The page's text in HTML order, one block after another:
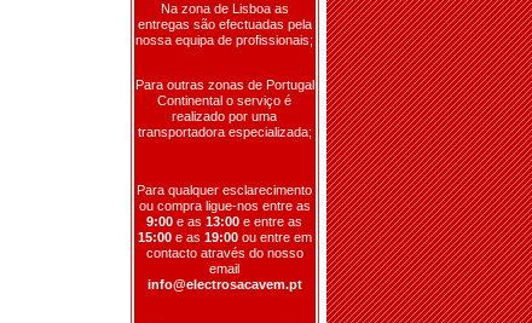
Na zona de Lisboa as
entregas são efectuadas pela
nossa equipa de profissionais;
Para outras zonas de Portugal
Continental o serviço é
realizado por uma
transportadora especializada;
Para qualquer esclarecimento
ou compra ligue-nos entre as
9:00 e as 13:00 e entre as
15:00e as 19:00 ou entre em
contacto através do nosso
email
info@electrosacavem.pt